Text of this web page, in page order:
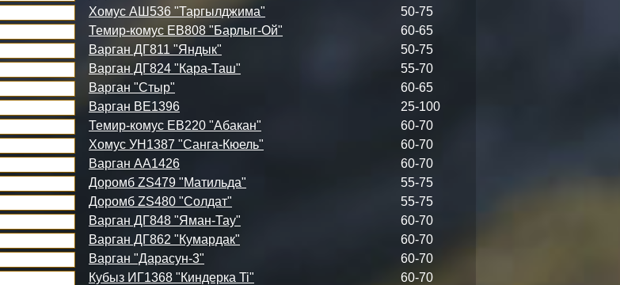
Хомус АШ536 "Таргылджима"
50-75
Темир-комус ЕВ808 "Барлыг-Ой"
60-65
Варган ДГ811 "Яндык"
50-75
Варган ДГ824 "Кара-Таш"
55-70
Варган "Стыр"
60-65
Варган ВЕ1396
25-100
Темир-комус ЕВ220 "Абакан"
60-70
Хомус УН1387 "Санга-Кюель"
60-70
Варган АА1426
60-70
Доромб ZS479 "Матильда"
55-75
Доромб ZS480 "Солдат"
55-75
Варган ДГ848 "Яман-Тау"
60-70
Варган ДГ862 "Кумардак"
60-70
Варган "Дарасун-3"
60-70
Кубыз ИГ1368 "Киндерка Ti"
60-70